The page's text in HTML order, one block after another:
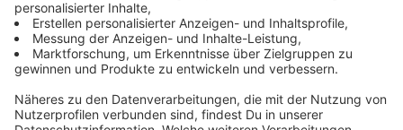
und die Hitdorfer Straße sein. Eine Stellungnahme der
Bezirksregierung Düsseldorf wird für Mitte des
Monats erwartet. Die CDU hat außerdem eine Petition
gegen die aktuellen Pläne gestartet, an der
Leverkusener weiterhin teilnehmen können - die findet
ihrhier.